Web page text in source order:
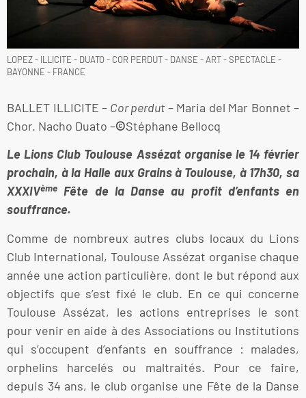
LOPEZ - ILLICITE - DUATO - COR PERDUT - DANSE - ART - SPECTACLE -
BAYONNE - FRANCE
BALLET ILLICITE – Cor perdut – Maria del Mar Bonnet –
Chor. Nacho Duato –©Stéphane Bellocq
Le Lions Club Toulouse Assézat organise le 14 février
prochain, à la Halle aux Grains à Toulouse, à 17h30, sa
XXXIVème Fête de la Danse au profit d’enfants en
souffrance.
Comme de nombreux autres clubs locaux du Lions
Club International, Toulouse Assézat organise chaque
année une action particulière, dont le but répond aux
objectifs que s’est fixé le club. En ce qui concerne
Toulouse Assézat, les actions entreprises le sont
pour venir en aide à des Associations ou Institutions
qui s’occupent d’enfants en souffrance : malades,
orphelins harcelés ou maltraités. Pour ce faire,
depuis 34 ans, le club organise une Fête de la Danse